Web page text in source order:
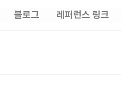
블로그 레퍼런스 링크